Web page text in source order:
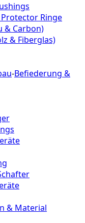
Ringe
& Carbon)
& Fiberglas)
-Befiederung &
& Material